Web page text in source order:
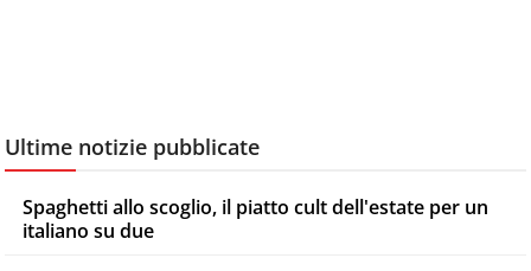
Ultime notizie pubblicate
Spaghetti allo scoglio, il piatto cult dell'estate per un
italiano su due